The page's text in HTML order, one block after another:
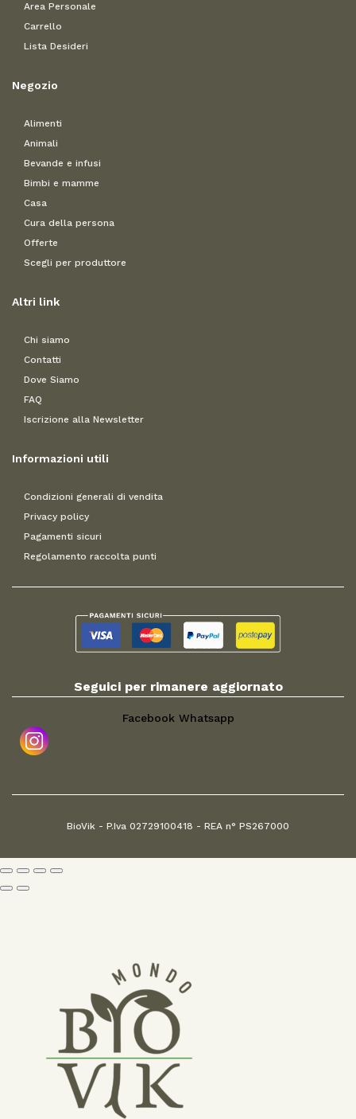
Area Personale
Carrello
Lista Desideri
Negozio
Alimenti
Animali
Bevande e infusi
Bimbi e mamme
Casa
Cura della persona
Offerte
Scegli per produttore
Altri link
Chi siamo
Contatti
Dove Siamo
FAQ
Iscrizione alla Newsletter
Informazioni utili
Condizioni generali di vendita
Privacy policy
Pagamenti sicuri
Regolamento raccolta punti
Seguici per rimanere aggiornato
Facebook Whatsapp
BioVik - P.Iva 02729100418 - REA n° PS267000